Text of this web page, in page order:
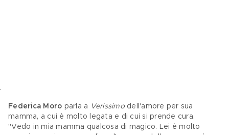
Federica Moro parla a Verissimo dell'amore per sua
mamma, a cui è molto legata e di cui si prende cura.
"Vedo in mia mamma qualcosa di magico. Lei è molto